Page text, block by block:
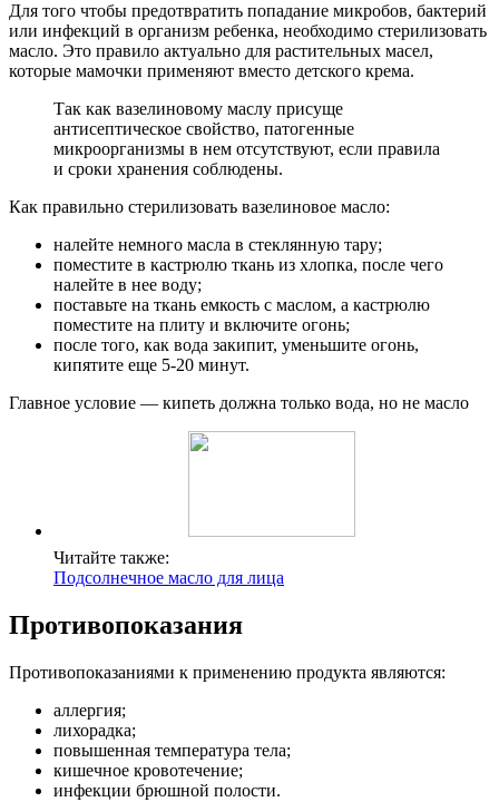
Для того чтобы предотвратить попадание микробов, бактерий
или инфекций в организм ребенка, необходимо стерилизовать
масло. Это правило актуально для растительных масел,
которые мамочки применяют вместо детского крема.
Так как вазелиновому маслу присуще
антисептическое свойство, патогенные
микроорганизмы в нем отсутствуют, если правила
и сроки хранения соблюдены.
Как правильно стерилизовать вазелиновое масло:
налейте немного масла в стеклянную тару;
поместите в кастрюлю ткань из хлопка, после чего
налейте в нее воду;
поставьте на ткань емкость с маслом, а кастрюлю
поместите на плиту и включите огонь;
после того, как вода закипит, уменьшите огонь,
кипятите еще 5-20 минут.
Главное условие — кипеть должна только вода, но не масло
Читайте также:
Подсолнечное масло для лица
Противопоказания
Противопоказаниями к применению продукта являются:
аллергия;
лихорадка;
повышенная температура тела;
кишечное кровотечение;
инфекции брюшной полости.